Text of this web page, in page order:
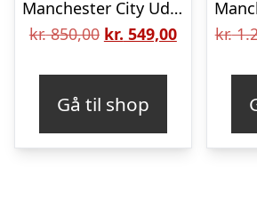
Manchester City Udebanetrøje 2025/26
kr.850,00 Den
var:
kr. 850,00.
kr. 549,00Den
kr. 549,00.
Gå til shop
kr.